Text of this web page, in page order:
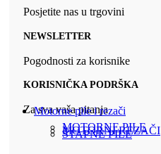
Posjetite nas u trgovini
NEWSLETTER
Pogodnosti za korisnike
KORISNIČKA PODRŠKA
Za sva vaša pitanja
Motorne pile i rezači
MOTORNE PILE
MOTORNI REZAČI
ŠTAPNE PILE